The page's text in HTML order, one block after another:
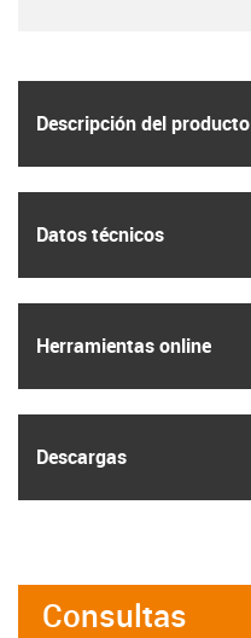
Descripción del producto
Datos técnicos
Herramientas online
Descargas
Consultas